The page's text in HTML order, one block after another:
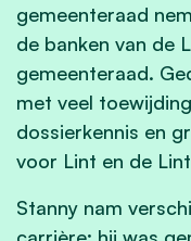
gemeenteraad
de banken van de
gemeenteraad.
met veel
dossierkennis en
voor Lint en de
Stanny nam
carrière: hij was